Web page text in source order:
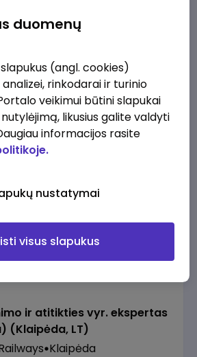
ir atitikties vyr. ekspertas
LT)
ir atitikties vyr. ekspertas
(Klaipėda, LT)
Klaipėda
duomenų
(angl. cookies)
rinkodarai ir turinio
veikimui būtini slapukai
likusius galite valdyti
informacijos rasite
nustatymai
visus slapukus